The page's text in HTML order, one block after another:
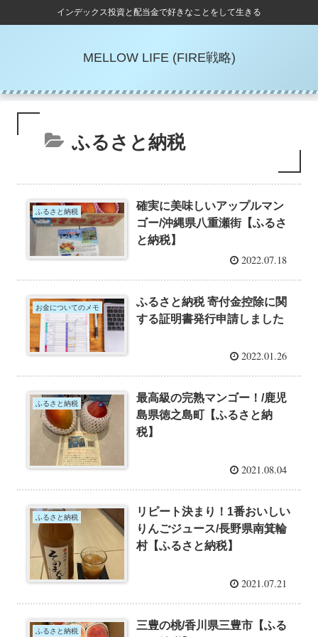
インデックス投資と配当金で好きなことをして生きる
MELLOW LIFE (FIRE戦略)
ふるさと納税
ふるさと納税
確実に美味しいアップルマン
ゴー/沖縄県八重瀬街【ふるさ
と納税】
2022.07.18
お金についてのメモ
ふるさと納税 寄付金控除に関
する証明書発行申請しました
2022.01.26
ふるさと納税
最高級の完熟マンゴー！/鹿児
島県徳之島町【ふるさと納
税】
2021.08.04
ふるさと納税
リピート決まり！1番おいしい
りんごジュース/長野県南箕輪
村【ふるさと納税】
2021.07.21
ふるさと納税
三豊の桃/香川県三豊市【ふる